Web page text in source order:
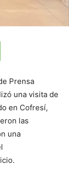
Prensa
una visita de
en Cofresí,
las
una